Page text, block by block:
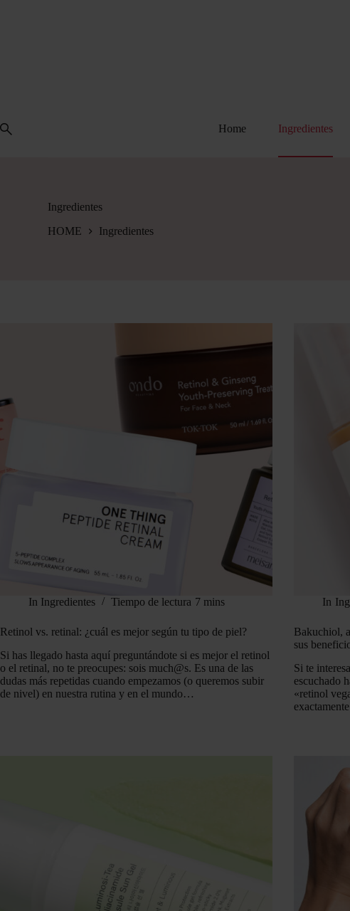
Home Ingredientes
Ingredientes
HOME Ingredientes
In Ingredientes Tiempo de lectura 7 mins
Retinol vs. retinal: ¿cuál es mejor según tu tipo de piel?
Si has llegado hasta aquí preguntándote si es mejor el retinol
o el retinal, no te preocupes: sois much@s. Es una de las
dudas más repetidas cuando empezamos (o queremos subir
de nivel) en nuestra rutina y en el mundo…
In
Bakuchiol,
sus
Si te
escuchado
«retinol